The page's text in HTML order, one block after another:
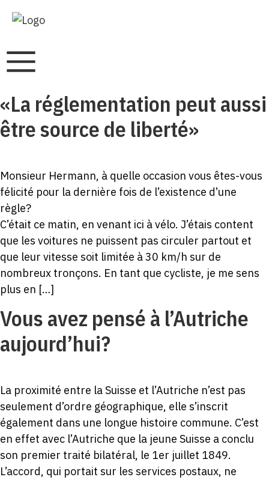
«La réglementation peut aussi
être source de liberté»
Monsieur Hermann, à quelle occasion vous êtes-vous
félicité pour la dernière fois de l’existence d’une
règle?
C’était ce matin, en venant ici à vélo. J’étais content
que les voitures ne puissent pas circuler partout et
que leur vitesse soit limitée à 30 km/h sur de
nombreux tronçons. En tant que cycliste, je me sens
plus en […]
Vous avez pensé à l’Autriche
aujourd’hui?
La proximité entre la Suisse et l’Autriche n’est pas
seulement d’ordre géographique, elle s’inscrit
également dans une longue histoire commune. C’est
en effet avec l’Autriche que la jeune Suisse a conclu
son premier traité bilatéral, le 1er juillet 1849.
L’accord, qui portait sur les services postaux, ne